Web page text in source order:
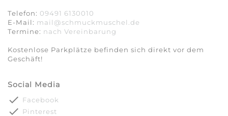
Telefon: 09491 6130010
E-Mail: mail@schmuckmuschel.de
Termine: nach Vereinbarung​​​​​​​
Kostenlose Parkplätze befinden sich direkt vor dem
Geschäft!
Social Media
done Facebook
done Pinterest